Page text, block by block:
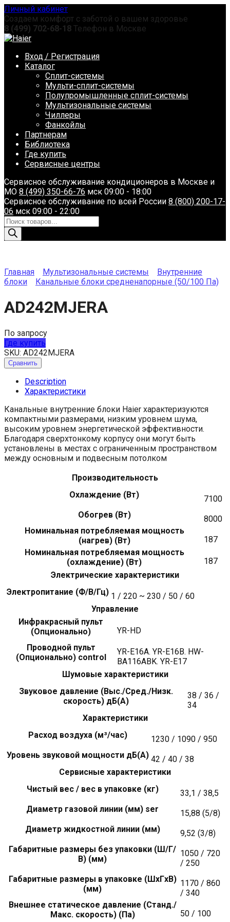
Перейти
к
содержанию
Личный кабинет
Создаем комфорт с заботой о вашем здоровье
8 (499) 702-68-18 Телефон в Москве
Вход / Регистрация
Каталог
Сплит-системы
Мульти-сплит-системы
Полупромышленные сплит-системы
Мультизональные системы
Чиллеры
Фанкойлы
Партнерам
Библиотека
Где купить
Сервисные центры
Сервисное обслуживание кондиционеров в Москве и
МО 8 (499) 350-66-76 мск 09:00 - 18:00
Сервисное обслуживание по всей России 8 (800) 200-17-
06 мск 09:00 - 22:00
Поиск
товаров
Главная Мультизональные системы
Внутренние
блоки
Канальные блоки средненапорные (50/100 Па)
AD242MJERA
По запросу
Где купить
SKU: AD242MJERA
Сравнить
Description
Характеристики
Канальные внутренние блоки Haier характеризуются
компактными размерами, низким уровнем шума,
высоким уровнем энергетической эффективности.
Благодаря сверхтонкому корпусу они могут быть
установлены в местах с ограниченным пространством
между основным и подвесным потолком
Производительность
Охлаждение (Вт)
7100
Обогрев (Вт)
8000
Номинальная потребляемая мощность
(нагрев) (Вт)
187
Номинальная потребляемая мощность
(охлаждение) (Вт)
187
Электрические характеристики
Электропитание (Ф/В/Гц) 1 / 220 ~ 230 / 50 / 60
Управление
Инфракрасный пульт
(Опционально)
YR-HD
Проводной пульт
(Опционально) control
YR-E16A. YR-E16B. HW-
BA116ABK. YR-E17
Шумовые характеристики
Звуковое давление (Выс./Сред./Низк.
скорость) дБ(А)
38 / 36 /
34
Характеристики
Расход воздуха (м³/час)
1230 / 1090 / 950
Уровень звуковой мощности дБ(А) 42 / 40 / 38
Сервисные характеристики
Чистый вес / вес в упаковке (кг)
33,1 / 38,5
Диаметр газовой линии (мм) ser
15,88 (5/8)
Диаметр жидкостной линии (мм)
9,52 (3/8)
Габаритные размеры без упаковки (Ш/Г/
В) (мм)
1050 / 720
/ 250
Габаритные размеры в упаковке (ШxГxВ)
(мм)
1170 / 860
/ 340
Внешнее статическое давление (Станд./
Макс. скорость) (Па)
50 / 100